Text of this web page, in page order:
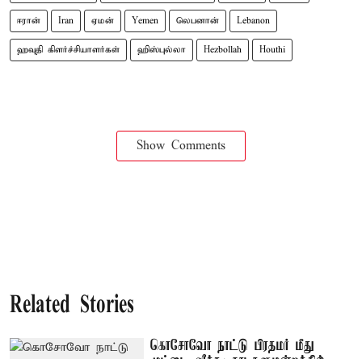
ஈரான் Iran ஏமன் Yemen லெபனான் Lebanon
ஹவுதி கிளர்ச்சியாளர்கள் ஹிஸ்புல்லா Hezbollah Houthi
Show Comments
Related Stories
கொசோவோ நாட்டு பிரதமர் மீது